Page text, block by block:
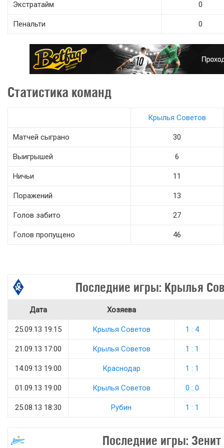
Экстратайм 0
Пенальти 0
Статистика команд
Крылья Советов
Матчей сыграно 30
Выигрышей 6
Ничьи 11
Поражений 13
Голов забито 27
Голов пропущено 46
Последние игры: Крылья
Дата Хозяева
25.09.13 19:15 Крылья Советов 1 : 4
21.09.13 17:00 Крылья Советов 1 : 1
14.09.13 19:00 Краснодар 1 : 1
01.09.13 19:00 Крылья Советов 0 : 0
25.08.13 18:30 Рубин 1 : 1
Последние игры: Зенит